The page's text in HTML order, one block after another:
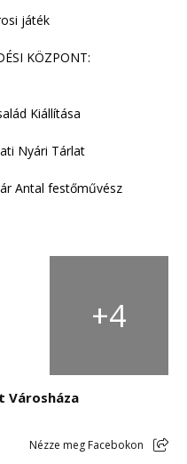
játék
KÖZPONT:
Kiállítása
Nyári Tárlat
Antal festőművész
+4
Városháza
Nézze meg Facebokon